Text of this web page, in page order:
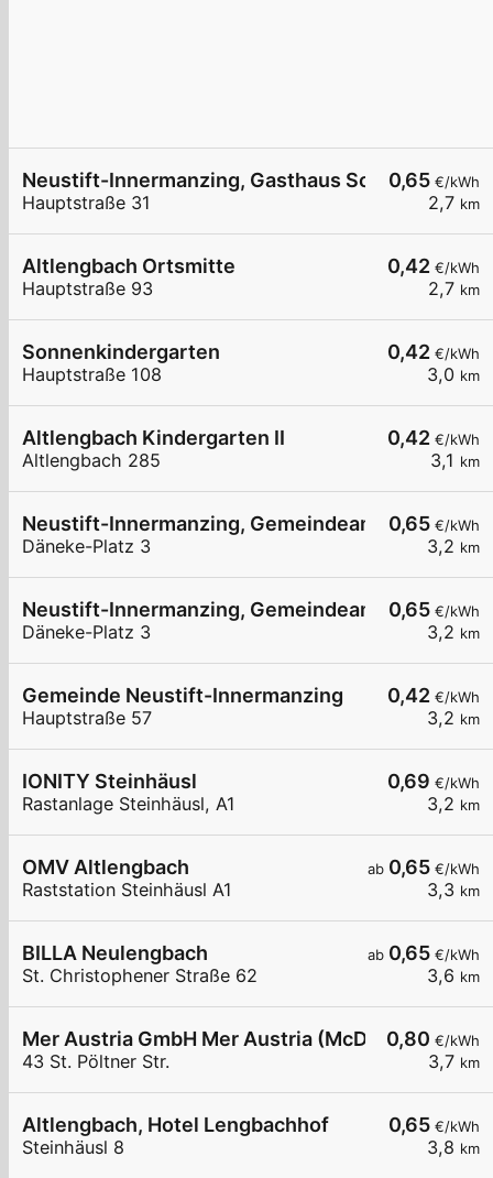
0,65 €/kWh
2,7 km
Neustift-Innermanzing, Gasthaus Schilling
Hauptstraße 31
0,42 €/kWh
2,7 km
Altlengbach Ortsmitte
Hauptstraße 93
0,42 €/kWh
3,0 km
Sonnenkindergarten
Hauptstraße 108
0,42 €/kWh
3,1 km
Altlengbach Kindergarten II
Altlengbach 285
0,65 €/kWh
3,2 km
Neustift-Innermanzing, Gemeindeamt
Däneke-Platz 3
0,65 €/kWh
3,2 km
Neustift-Innermanzing, Gemeindeamt
Däneke-Platz 3
0,42 €/kWh
3,2 km
Gemeinde Neustift-Innermanzing
Hauptstraße 57
0,69 €/kWh
3,2 km
IONITY Steinhäusl
Rastanlage Steinhäusl, A1
ab 0,65 €/kWh
3,3 km
OMV Altlengbach
Raststation Steinhäusl A1
ab 0,65 €/kWh
3,6 km
BILLA Neulengbach
St. Christophener Straße 62
0,80 €/kWh
3,7 km
Mer Austria GmbH Mer Austria (McD) -
43 St. Pöltner Str.
0,65 €/kWh
3,8 km
Altlengbach, Hotel Lengbachhof
Steinhäusl 8